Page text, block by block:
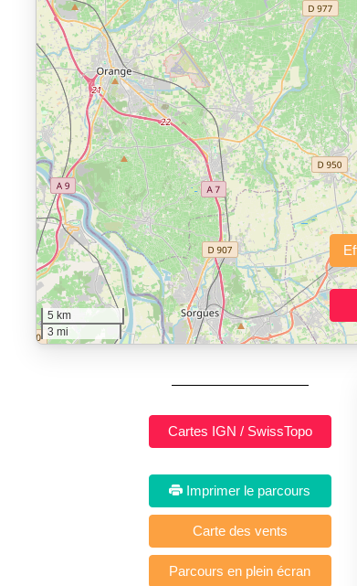
"Calcul d'itinéraires"est un outil gratuit et sans
Fonctionnalités principales :tracé interactif point
avec options de lissage, export en
Public cible :strong> sportifs de loisir et
Sports et
5 km
3 mi
Imprimer le parcours